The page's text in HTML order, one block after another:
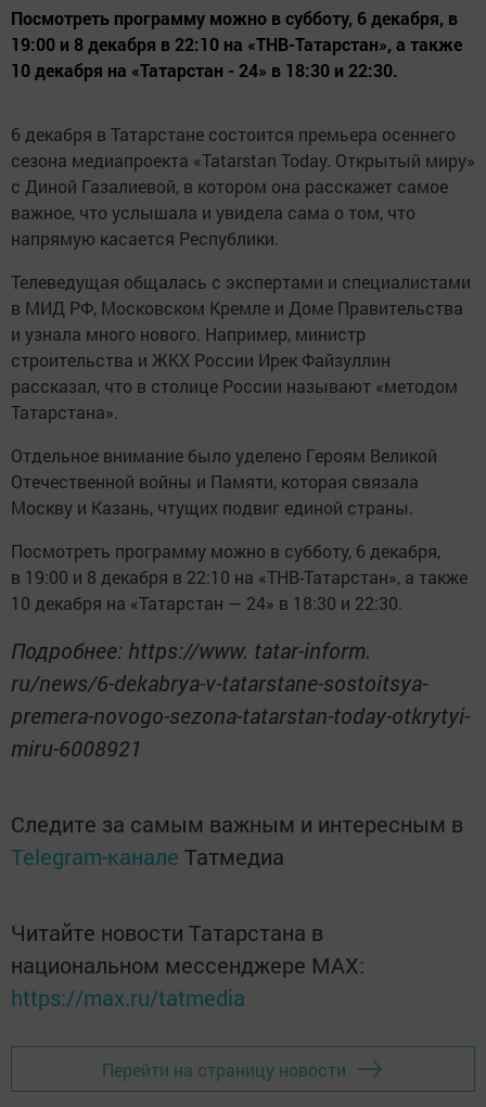
Посмотреть программу можно в субботу, 6 декабря, в
19:00 и 8 декабря в 22:10 на «ТНВ-Татарстан», а также
10 декабря на «Татарстан - 24» в 18:30 и 22:30.
6 декабря в Татарстане состоится премьера осеннего
сезона медиапроекта «Tatarstan Today. Открытый миру»
с Диной Газалиевой, в котором она расскажет самое
важное, что услышала и увидела сама о том, что
напрямую касается Республики.
Телеведущая общалась с экспертами и специалистами
в МИД РФ, Московском Кремле и Доме Правительства
и узнала много нового. Например, министр
строительства и ЖКХ России Ирек Файзуллин
рассказал, что в столице России называют «методом
Татарстана».
Отдельное внимание было уделено Героям Великой
Отечественной войны и Памяти, которая связала
Москву и Казань, чтущих подвиг единой страны.
Посмотреть программу можно в субботу, 6 декабря,
в 19:00 и 8 декабря в 22:10 на «ТНВ-Татарстан», а также
10 декабря на «Татарстан — 24» в 18:30 и 22:30.
Подробнее: https://www. tatar-inform.
ru/news/6-dekabrya-v-tatarstane-sostoitsya-
premera-novogo-sezona-tatarstan-today-otkrytyi-
miru-6008921
Следите за самым важным и интересным в
Telegram-канале Татмедиа
Читайте новости Татарстана в
национальном мессенджере MАХ:
https://max.ru/tatmedia
Перейти на страницу новости